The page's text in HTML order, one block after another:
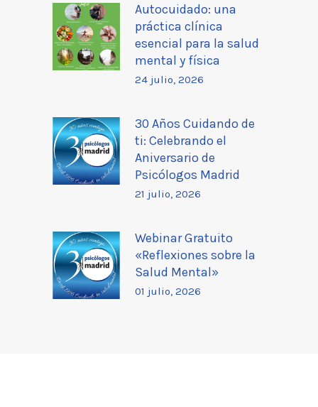
Autocuidado: una
práctica clínica
esencial para la salud
mental y física
24 julio, 2026
30 Años Cuidando de
ti: Celebrando el
Aniversario de
Psicólogos Madrid
21 julio, 2026
Webinar Gratuito
«Reflexiones sobre la
Salud Mental»
01 julio, 2026